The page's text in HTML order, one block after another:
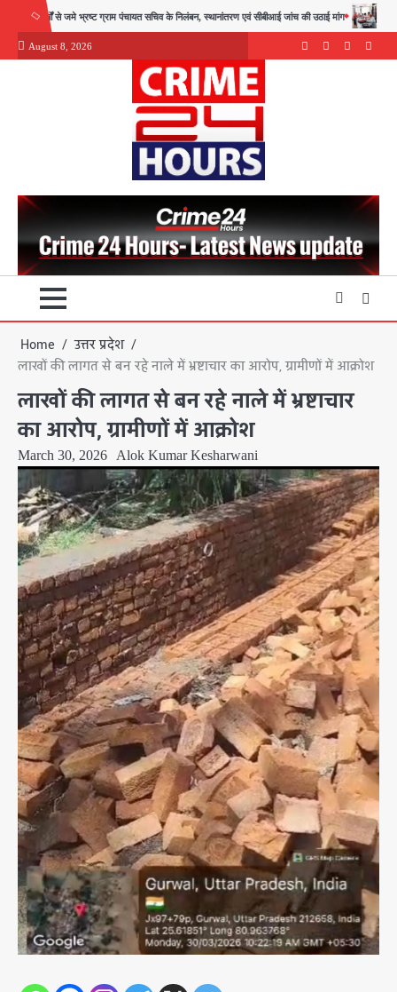
content
भ्रष्ट ग्राम पंचायत सचिव के निलंबन, स्थानांतरण एवं सीबीआई जांच की उठाई मांग दिव्यांगजन सशक्तिकरण
August 8, 2026 FacebookInstagram
youtube
Home
उत्तर प्रदेश
लाखों की लागत से बन रहे नाले में भ्रष्टाचार का आरोप, ग्रामीणों में आक्रोश
लाखों की लागत से बन रहे नाले में भ्रष्टाचार
का आरोप, ग्रामीणों में आक्रोश
March 30, 2026 Alok Kumar Kesharwani